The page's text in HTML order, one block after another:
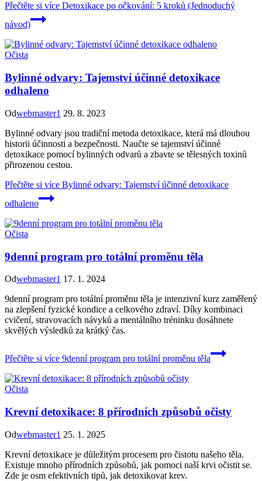
Přečtěte si více Detoxikace po očkování: 5 kroků (Jednoduchý
návod)
Očista
Bylinné odvary: Tajemství účinné detoxikace
odhaleno
Odwebmaster1 29. 8. 2023
Bylinné odvary jsou tradiční metoda detoxikace, která má dlouhou
historii účinnosti a bezpečnosti. Naučte se tajemství účinné
detoxikace pomocí bylinných odvarů a zbavte se tělesných toxinů
přirozenou cestou.
Přečtěte si více Bylinné odvary: Tajemství účinné detoxikace
odhaleno
Očista
9denní program pro totální proměnu těla
Odwebmaster1 17. 1. 2024
9denní program pro totální proměnu těla je intenzivní kurz zaměřený
na zlepšení fyzické kondice a celkového zdraví. Díky kombinaci
cvičení, stravovacích návyků a mentálního tréninku dosáhnete
skvělých výsledků za krátký čas.
Přečtěte si více 9denní program pro totální proměnu těla
Očista
Krevní detoxikace: 8 přírodních způsobů očisty
Odwebmaster1 25. 1. 2025
Krevní detoxikace je důležitým procesem pro čistotu našeho těla.
Existuje mnoho přírodních způsobů, jak pomoci naší krvi očistit se.
Zde je osm efektivních tipů, jak detoxikovat krev.